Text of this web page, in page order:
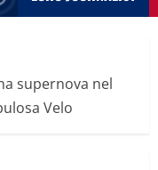
supernova nel
Velo